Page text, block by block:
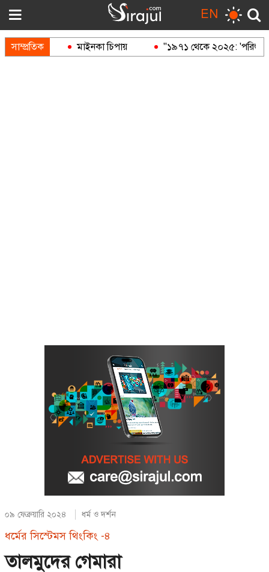
EN
সাম্প্রতিক
বন্দুক মাইনকা চিপায় "১৯৭১ থেকে ২০২৫: 'পরিশুদ্ধ'
০৯ ফেব্রুয়ারি ২০২৪ ধর্ম ও দর্শন
ধর্মের সিস্টেমস থিংকিং -৪
তালমুদের গেমারা